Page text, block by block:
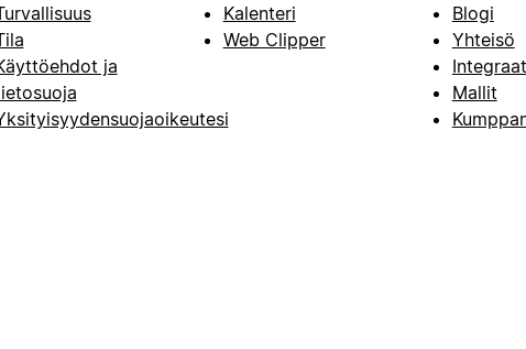
ja
Kalenteri
Web Clipper
Blogi
Yhteisö
Mallit